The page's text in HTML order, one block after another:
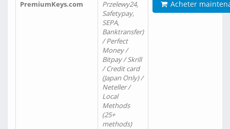
PremiumKeys.com
Przelewy24,
Safetypay,
SEPA,
Banktransfer)
/ Perfect
Money /
Bitpay / Skrill
/ Credit card
(Japan Only) /
Neteller /
Local
Methods
(25+
methods)
Acheter